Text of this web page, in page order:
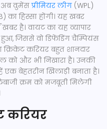
अब वुमेंसप्रीमियर लीग (WPL)
हिस्सा होंगी। यह खबर
है। वायट का यह व्यापार
जिससे वो डिफेंडिंग चैम्पियंस
क्रिकेट करियर बहुत शानदार
और भी निखारा है। उनकी
बेहतरीन खिलाड़ी बनाता है।
क्रम को मजबूती मिलेगी
करियर